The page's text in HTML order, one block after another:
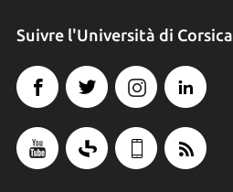
Suivre l'Università di Corsica